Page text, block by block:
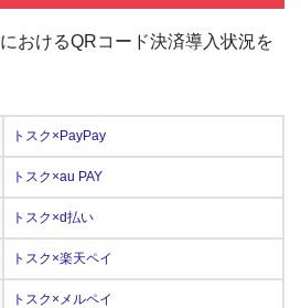
おけるQRコード決済導入状況を
トスク×PayPay
トスク×au PAY
トスク×d払い
トスク×楽天ペイ
トスク×メルペイ